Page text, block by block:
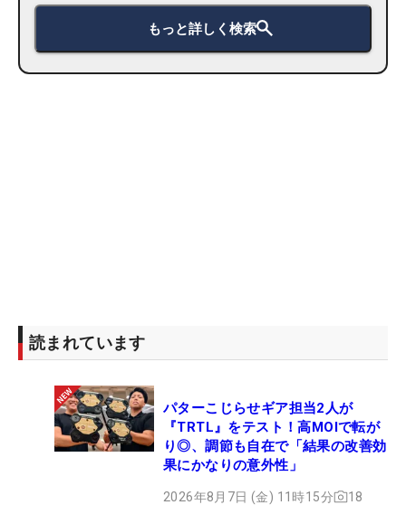
もっと詳しく検索
読まれています
パターこじらせギア担当2人が
『TRTL』をテスト！高MOIで転が
り◎、調節も自在で「結果の改善効
果にかなりの意外性」
2026年8月7日 (金) 11時15分 18